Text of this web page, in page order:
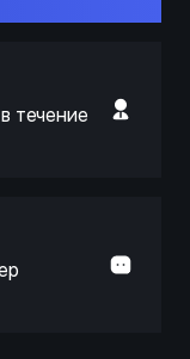
течение